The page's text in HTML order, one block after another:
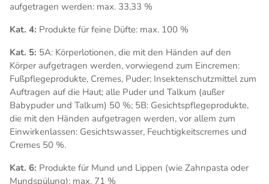
aufgetragen werden: max. 33,33 %
Kat. 4: Produkte für feine Düfte: max. 100 %
Kat. 5: 5A: Körperlotionen, die mit den Händen auf den
Körper aufgetragen werden, vorwiegend zum Eincremen:
Fußpflegeprodukte, Cremes, Puder; Insektenschutzmittel zum
Auftragen auf die Haut; alle Puder und Talkum (außer
Babypuder und Talkum) 50 %; 5B: Gesichtspflegeprodukte,
die mit den Händen aufgetragen werden, vor allem zum
Einwirkenlassen: Gesichtswasser, Feuchtigkeitscremes und
Cremes 50 %.
Kat. 6: Produkte für Mund und Lippen (wie Zahnpasta oder
Mundspülung): max. 71 %